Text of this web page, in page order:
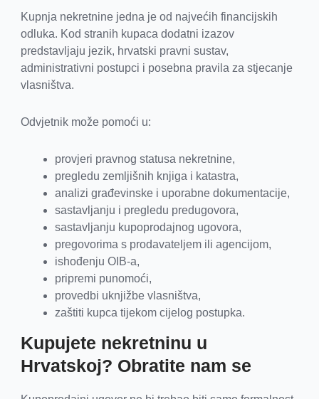
Kupnja nekretnine jedna je od najvećih financijskih
odluka. Kod stranih kupaca dodatni izazov
predstavljaju jezik, hrvatski pravni sustav,
administrativni postupci i posebna pravila za stjecanje
vlasništva.
Odvjetnik može pomoći u:
provjeri pravnog statusa nekretnine,
pregledu zemljišnih knjiga i katastra,
analizi građevinske i uporabne dokumentacije,
sastavljanju i pregledu predugovora,
sastavljanju kupoprodajnog ugovora,
pregovorima s prodavateljem ili agencijom,
ishođenju OIB-a,
pripremi punomoći,
provedbi uknjižbe vlasništva,
zaštiti kupca tijekom cijelog postupka.
Kupujete nekretninu u
Hrvatskoj? Obratite nam se